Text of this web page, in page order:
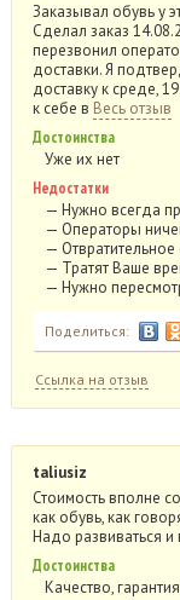
Заказывал обувь у
Сделал заказ
перезвонил
доставки. Я
доставку к среде,
к себе в Весь отзыв
Достоинства
Уже их нет
Недостатки
— Нужно всегда
— Операторы
—
— Тратят Ваше
— Нужно
Поделиться:
Ссылка на отзыв
taliusiz
Стоимость вполне
как обувь, как
Надо развиваться и
Достоинства
Качество,